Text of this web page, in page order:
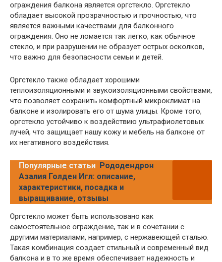
ограждения балкона является оргстекло. Оргстекло
обладает высокой прозрачностью и прочностью, что
является важными качествами для балконного
ограждения. Оно не ломается так легко, как обычное
стекло, и при разрушении не образует острых осколков,
что важно для безопасности семьи и детей.
Оргстекло также обладает хорошими
теплоизоляционными и звукоизоляционными свойствами,
что позволяет сохранить комфортный микроклимат на
балконе и изолировать его от шума улицы. Кроме того,
оргстекло устойчиво к воздействию ультрафиолетовых
лучей, что защищает нашу кожу и мебель на балконе от
их негативного воздействия.
Популярные статьи Рододендрон
Азалия Голден Игл: описание,
характеристики, посадка и
выращивание, отзывы
Оргстекло может быть использовано как
самостоятельное ограждение, так и в сочетании с
другими материалами, например, с нержавеющей сталью.
Такая комбинация создает стильный и современный вид
балкона и в то же время обеспечивает надежность и